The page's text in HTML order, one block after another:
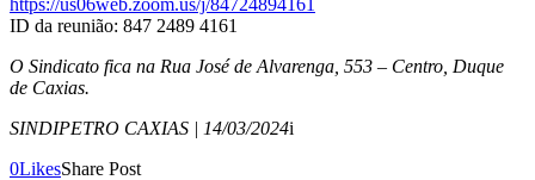
ID da reunião: 847 2489 4161
O Sindicato fica na Rua José de Alvarenga, 553 – Centro, Duque
de Caxias.
SINDIPETRO CAXIAS | 14/03/2024i
0LikesShare Post